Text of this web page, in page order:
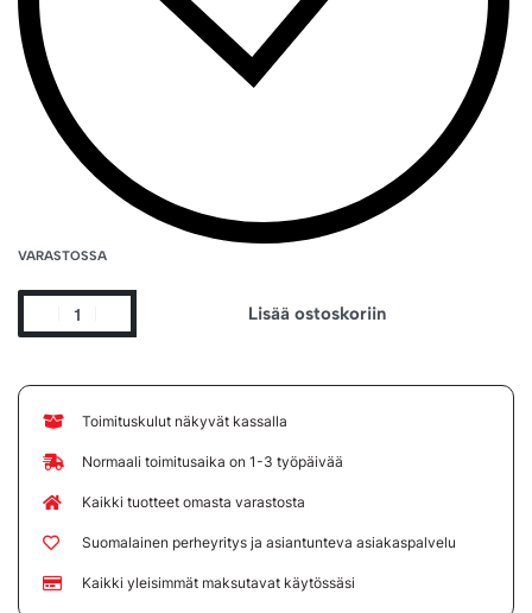
VARASTOSSA
Lisää ostoskoriin
Toimituskulut näkyvät kassalla
Normaali toimitusaika on 1-3 työpäivää
Kaikki tuotteet omasta varastosta
Suomalainen perheyritys ja asiantunteva asiakaspalvelu
Kaikki yleisimmät maksutavat käytössäsi